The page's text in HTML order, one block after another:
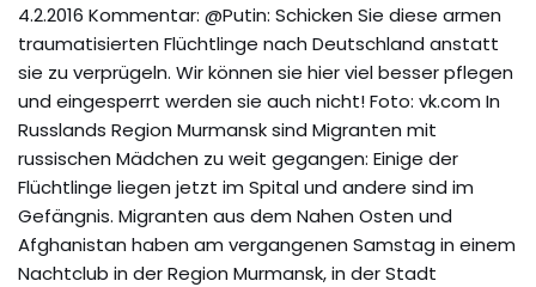
4.2.2016 Kommentar: @Putin: Schicken Sie diese armen
traumatisierten Flüchtlinge nach Deutschland anstatt
sie zu verprügeln. Wir können sie hier viel besser pflegen
und eingesperrt werden sie auch nicht! Foto: vk.com In
Russlands Region Murmansk sind Migranten mit
russischen Mädchen zu weit gegangen: Einige der
Flüchtlinge liegen jetzt im Spital und andere sind im
Gefängnis. Migranten aus dem Nahen Osten und
Afghanistan haben am vergangenen Samstag in einem
Nachtclub in der Region Murmansk, in der Stadt